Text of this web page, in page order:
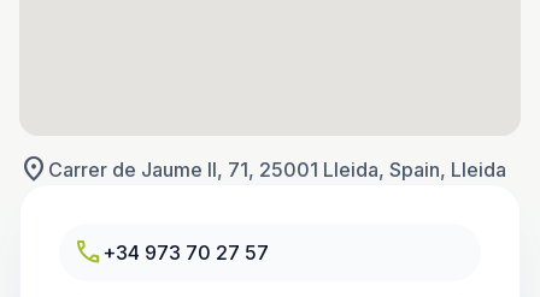
location_on Carrer de Jaume II, 71, 25001 Lleida, Spain, Lleida
call +34 973 70 27 57